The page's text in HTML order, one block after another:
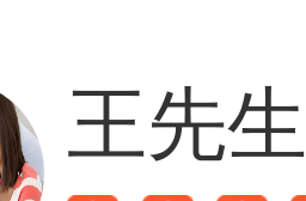
王先